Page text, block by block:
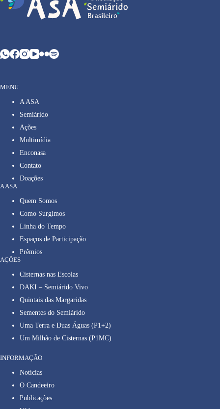
MENU
A ASA
Semiárido
Ações
Multimídia
Enconasa
Contato
Doações
A ASA
Quem Somos
Como Surgimos
Linha do Tempo
Espaços de Participação
Prêmios
AÇÕES
Cisternas nas Escolas
DAKI – Semiárido Vivo
Quintais das Margaridas
Sementes do Semiárido
Uma Terra e Duas Águas (P1+2)
Um Milhão de Cisternas (P1MC)
INFORMAÇÃO
Notícias
O Candeeiro
Publicações